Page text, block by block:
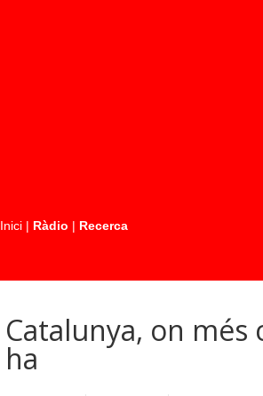
Inici | Ràdio | Recerca
Catalunya, on
ha